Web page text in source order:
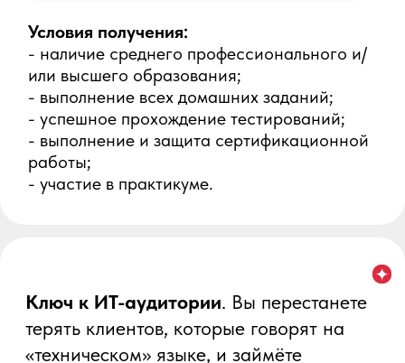
Книги и исследования, которые
аргументы для клиентов
Список обязательной
литературы